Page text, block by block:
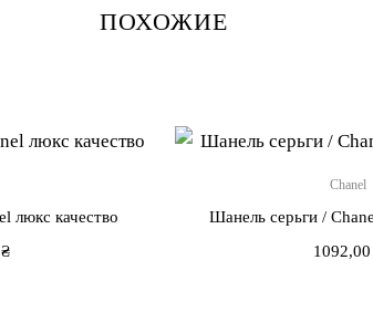
ПОХОЖИЕ
люкс качество
₴
Chanel
Шанель серьги /
1092,00